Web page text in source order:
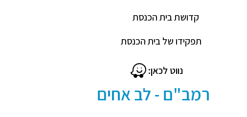
קדושת בית הכנסת
תפקידו של בית הכנסת
נווט לכאן:
רמב"ם - לב אחים